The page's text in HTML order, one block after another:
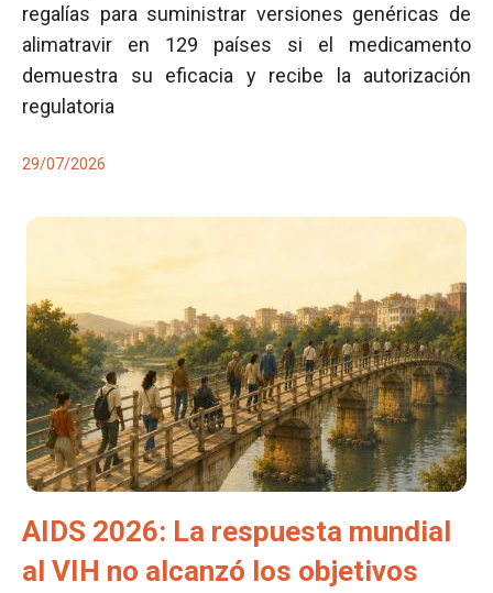
regalías para suministrar versiones genéricas de
alimatravir en 129 países si el medicamento
demuestra su eficacia y recibe la autorización
regulatoria
29/07/2026
AIDS 2026: La respuesta mundial
al VIH no alcanzó los objetivos